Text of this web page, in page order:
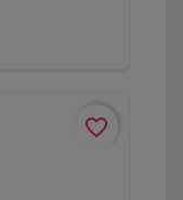
favorite_border